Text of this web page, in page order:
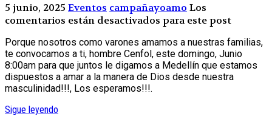
5 junio, 2025 Eventos campañayoamo Los
comentarios están desactivados para este post
Porque nosotros como varones amamos a nuestras familias,
te convocamos a ti, hombre Cenfol, este domingo, Junio
8:00am para que juntos le digamos a Medellín que estamos
dispuestos a amar a la manera de Dios desde nuestra
masculinidad!!!, Los esperamos!!!.
Sigue leyendo